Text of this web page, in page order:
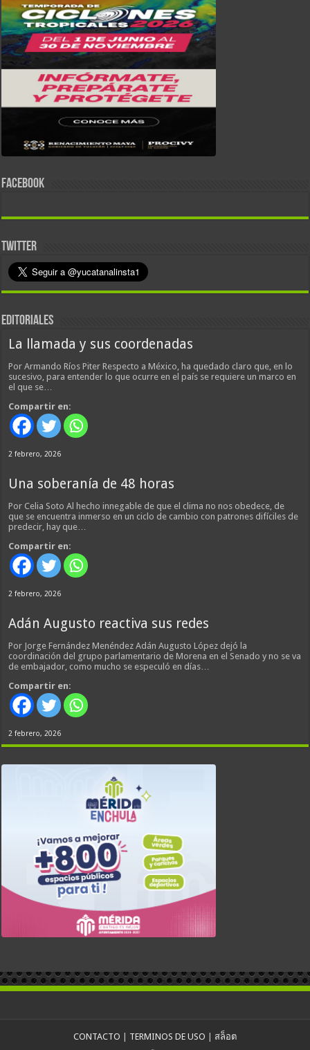
FACEBOOK
TWITTER
EDITORIALES
La llamada y sus coordenadas
Por Armando Ríos Piter Respecto a México, ha quedado claro que, en lo
sucesivo, para entender lo que ocurre en el país se requiere un marco en
el que se…
Compartir en:
2 febrero, 2026
Una soberanía de 48 horas
Por Celia Soto Al hecho innegable de que el clima no nos obedece, de
que se encuentra inmerso en un ciclo de cambio con patrones difíciles de
predecir, hay que…
Compartir en:
2 febrero, 2026
Adán Augusto reactiva sus redes
Por Jorge Fernández Menéndez Adán Augusto López dejó la
coordinación del grupo parlamentario de Morena en el Senado y no se va
de embajador, como mucho se especuló en días…
Compartir en:
2 febrero, 2026
CONTACTO TERMINOS DE USO สล็อต